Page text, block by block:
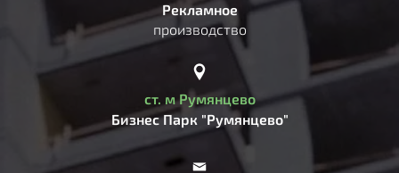
Рекламное
производство
ст. м Румянцево
Бизнес Парк "Румянцево"